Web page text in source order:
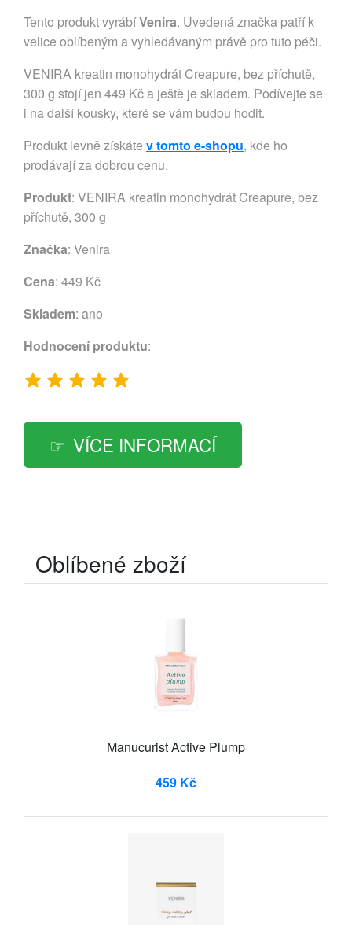
Tento produkt vyrábíVenira. Uvedená značka patří k
velice oblíbeným a vyhledávaným právě pro tuto péči.
VENIRA kreatin monohydrát Creapure, bez příchutě,
300 g stojí jen 449 Kč a ještě je skladem. Podívejte se
i na další kousky, které se vám budou hodit.
Produkt levně získáte v tomto e-shopu, kde ho
prodávají za dobrou cenu.
Produkt: VENIRA kreatin monohydrát Creapure, bez
příchutě, 300 g
Značka: Venira
Cena: 449 Kč
Skladem: ano
Hodnocení produktu:
VÍCE INFORMACÍ
Oblíbené zboží
Manucurist Active Plump
459 Kč